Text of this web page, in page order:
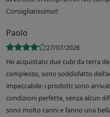
Consigliatissimo!!
Paolo
27/07/2026
Ho acquistato due cubi da terra
complesso, sono soddisfatto
impeccabile: i prodotti sono
condizioni perfette, senza alcun
sono molto carini e fanno una